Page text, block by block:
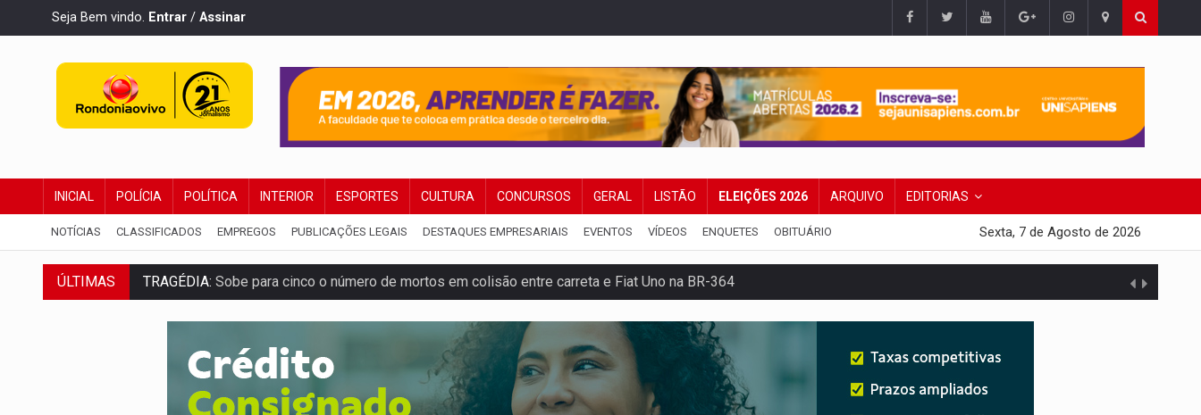
Seja Bem vindo. Entrar / Assinar
INICIAL POLÍCIA POLÍTICA INTERIOR ESPORTES CULTURA CONCURSOS GERAL LISTÃO ELEIÇÕES 2026 ARQUIVO EDITORIAS
NOTÍCIAS CLASSIFICADOS EMPREGOS PUBLICAÇÕES LEGAIS DESTAQUES EMPRESARIAIS EVENTOS VÍDEOS ENQUETES OBITUÁRIO Sexta, 7 de Agosto de 2026
ÚLTIMAS TRAGÉDIA: Sobe para cinco o número de mortos em colisão entre carreta e Fiat Uno na BR-364
TRANSPORTE DE ARROZ:MPF assegura cumprimento da legislação sobre transporte de cargas por empresa
DEEPFAKE: Sancionada lei contra violência sexual infantil na internet e via IA
COLEGIADO: Brasil e Rússia discutem energia nuclear, defesa e ciência em Brasília